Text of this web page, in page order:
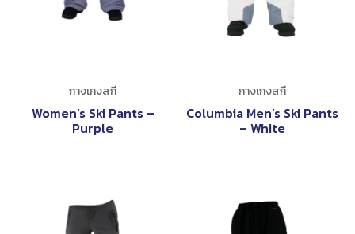
กางเกงสกี
Women’s Ski Pants –
Purple
กางเกงสกี
Columbia Men’s Ski Pants
– White